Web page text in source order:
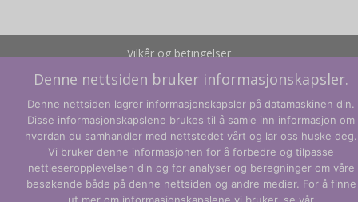
Vilkår og betingelser
Personvernregler
© CLARITY Learning Suite Global Inc. Med enerett.
Denne nettsiden bruker informasjonskapsler.
Denne nettsiden lagrer informasjonskapsler på datamaskinen din.
Disse informasjonskapslene brukes til å samle inn informasjon om
hvordan du samhandler med nettstedet vårt og lar oss huske deg.
Vi bruker denne informasjonen for å forbedre og tilpasse
nettleseropplevelsen din og for analyser og beregninger om våre
besøkende både på denne nettsiden og andre medier. For å finne